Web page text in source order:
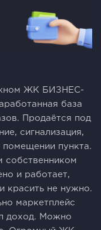
ЖК БИЗНЕС-
база
Продаётся под
сигнализация,
помещении пункта.
собственником
и работает,
красить не нужно.
маркетплейс
доход. Можно